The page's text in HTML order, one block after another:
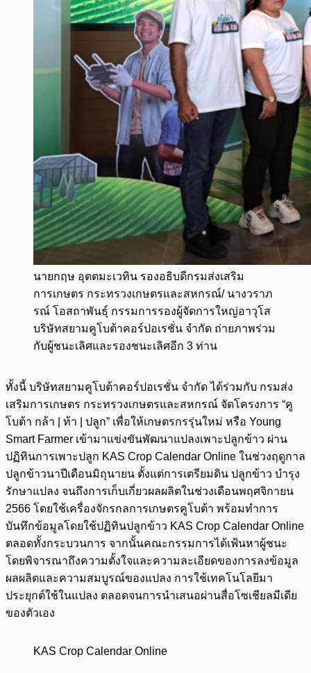
นายกฤษ อุตตมะเวทิน รองอธิบดีกรมส่งเสริม
การเกษตร กระทรวงเกษตรและสหกรณ์/ นางวราภ
รณ์ โอสถาพันธุ์ กรรมการรองผู้จัดการใหญ่อาวุโส
บริษัทสยามคูโบต้าคอร์ปอเรชั่น จำกัด ถ่ายภาพร่วม
กับผู้ชนะเลิศและรองชนะเลิศอีก 3 ท่าน
ทั้งนี้ บริษัทสยามคูโบต้าคอร์ปอเรชั่น จำกัด ได้ร่วมกับ กรมส่ง
เสริมการเกษตร กระทรวงเกษตรและสหกรณ์ จัดโครงการ “คู
โบต้า กล้า | ท้า | ปลูก” เพื่อให้เกษตรกรรุ่นใหม่ หรือ Young
Smart Farmer เข้ามาแข่งขันพัฒนาแปลงเพาะปลูกข้าว ผ่าน
ปฏิทินการเพาะปลูก KAS Crop Calendar Online ในช่วงฤดูกาล
ปลูกข้าวนาปีเดือนมิถุนายน ตั้งแต่การเตรียมดิน ปลูกข้าว บำรุง
รักษาแปลง จนถึงการเก็บเกี่ยวผลผลิตในช่วงเดือนพฤศจิกายน
2566 โดยใช้เครื่องจักรกลการเกษตรคูโบต้า พร้อมทำการ
บันทึกข้อมูลโดยใช้ปฏิทินปลูกข้าว KAS Crop Calendar Online
ตลอดทั้งกระบวนการ จากนั้นคณะกรรมการได้เฟ้นหาผู้ชนะ
โดยพิจารณาถึงความตั้งใจและความละเอียดของการลงข้อมูล
ผลผลิตและความสมบูรณ์ของแปลง การใช้เทคโนโลยีมา
ประยุกต์ใช้ในแปลง ตลอดจนการนำเสนอผ่านสื่อโซเชียลมีเดีย
ของตัวเอง
KAS Crop Calendar Online